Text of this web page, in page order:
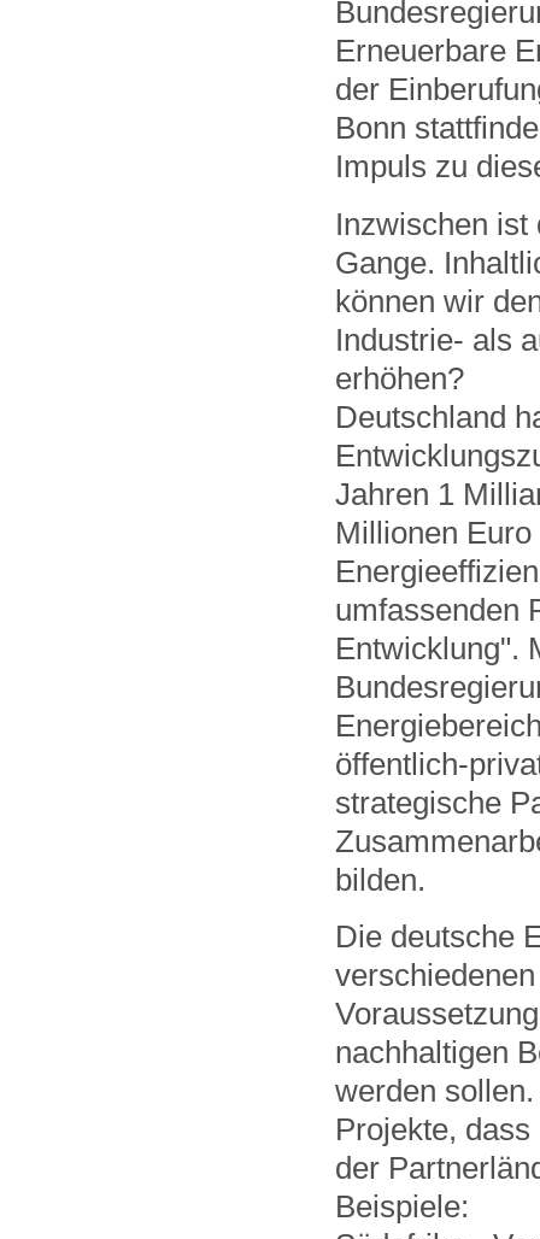
Erneuerbare
der
Bonn
Impuls zu
Inzwischen ist
Gange.
können wir
Industrie- als
erhöhen?
Deutschland
Jahren 1
Millionen
umfassenden
Entwicklung".
öffentlich-
strategische
bilden.
Die deutsche
nachhaltigen
werden
Projekte,
der
Beispiele: